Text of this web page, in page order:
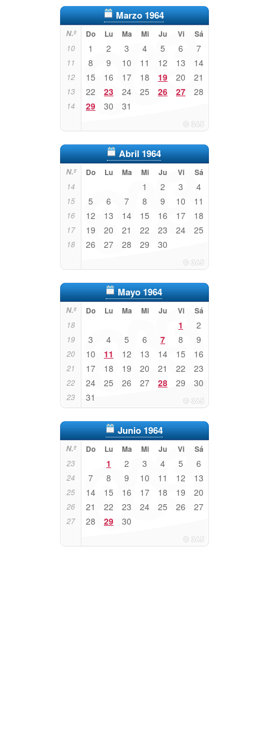
Marzo 1964
N.º Do Lu Ma Mi Ju Vi Sá
10 1 2 3 4 5 6 7
11 8 9 10 11 12 13 14
12 15 16 17 18 19 20 21
13 22 23 24 25 26 27 28
14 29 30 31
Abril 1964
N.º Do Lu Ma Mi Ju Vi Sá
14 1 2 3 4
15 5 6 7 8 9 10 11
16 12 13 14 15 16 17 18
17 19 20 21 22 23 24 25
18 26 27 28 29 30
Mayo 1964
N.º Do Lu Ma Mi Ju Vi Sá
18 1 2
19 3 4 5 6 7 8 9
20 10 11 12 13 14 15 16
21 17 18 19 20 21 22 23
22 24 25 26 27 28 29 30
23 31
Junio 1964
N.º Do Lu Ma Mi Ju Vi Sá
23 1 2 3 4 5 6
24 7 8 9 10 11 12 13
25 14 15 16 17 18 19 20
26 21 22 23 24 25 26 27
27 28 29 30